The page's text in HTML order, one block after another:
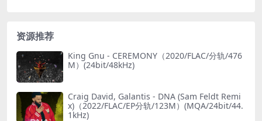
资源推荐
King Gnu - CEREMONY（2020/FLAC/分轨/476
M）(24bit/48kHz)
Craig David, Galantis - DNA (Sam Feldt Remi
x)（2022/FLAC/EP分轨/123M）(MQA/24bit/44.
1kHz)